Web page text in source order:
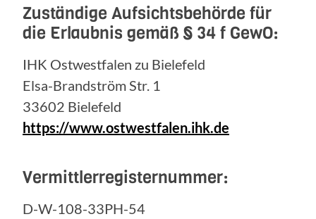
Zuständige Aufsichtsbehörde für
die Erlaubnis gemäß § 34 f GewO:
IHK Ostwestfalen zu Bielefeld
Elsa-Brandström Str. 1
33602 Bielefeld
https://www.ostwestfalen.ihk.de
Vermittlerregisternummer:
D-W-108-33PH-54